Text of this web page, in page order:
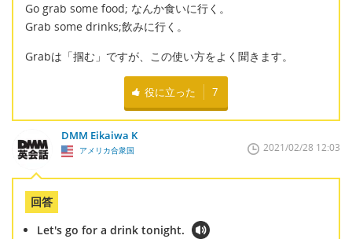
Go grab some food; なんか食いに行く。
Grab some drinks;飲みに行く。
Grabは「掴む」ですが、この使い方をよく聞きます。
役に立った 7
DMM Eikaiwa K
アメリカ合衆国 2021/02/28 12:03
回答
Let's go for a drink tonight.